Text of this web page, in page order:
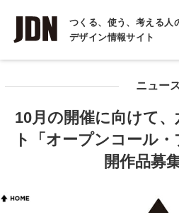
つくる、使う、考える人
デザイン情報サイト
INTERVIEW
インタビュー
COLUMN
ニュー
10月の開催に向けて
ト「オープンコール
開作品募